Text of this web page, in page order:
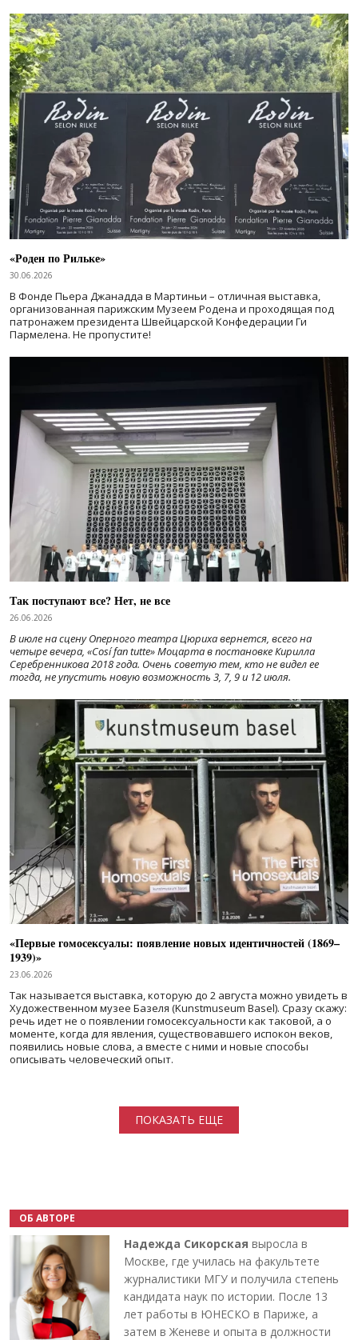
«Роден по Рильке»
30.06.2026
В Фонде Пьера Джанадда в Мартиньи – отличная выставка,
организованная парижским Музеем Родена и проходящая под
патронажем президента Швейцарской Конфедерации Ги
Пармелена. Не пропустите!
Так поступают все? Нет, не все
26.06.2026
В июле на сцену Оперного театра Цюриха вернется, всего на
четыре вечера, «Cosí fan tutte» Моцарта в постановке Кирилла
Серебренникова 2018 года. Очень советую тем, кто не видел ее
тогда, не упустить новую возможность 3, 7, 9 и 12 июля.
«Первые гомосексуалы: появление новых идентичностей (1869–
1939)»
23.06.2026
Так называется выставка, которую до 2 августа можно увидеть в
Художественном музее Базеля (Kunstmuseum Basel). Сразу скажу:
речь идет не о появлении гомосексуальности как таковой, а о
моменте, когда для явления, существовавшего испокон веков,
появились новые слова, а вместе с ними и новые способы
описывать человеческий опыт.
ПОКАЗАТЬ ЕЩЕ
ОБ АВТОРЕ
Надежда Сикорская выросла в
Москве, где училась на факультете
журналистики МГУ и получила степень
кандидата наук по истории. После 13
лет работы в ЮНЕСКО в Париже, а
затем в Женеве и опыта в должности